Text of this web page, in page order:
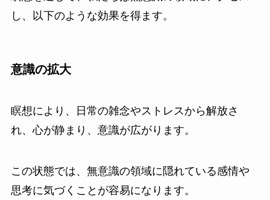
し、以下のような効果を得ます。
意識の拡大
瞑想により、日常の雑念やストレスから解放さ
れ、心が静まり、意識が広がります。
この状態では、無意識の領域に隠れている感情や
思考に気づくことが容易になります。